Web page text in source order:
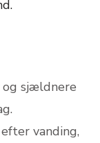
og sjældnere
vanding,